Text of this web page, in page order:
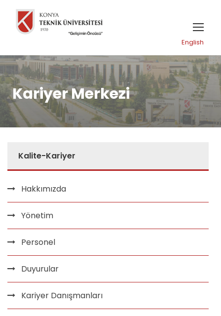
English
Kariyer Merkezi
Kalite-Kariyer
Hakkımızda
Yönetim
Personel
Duyurular
Kariyer Danışmanları